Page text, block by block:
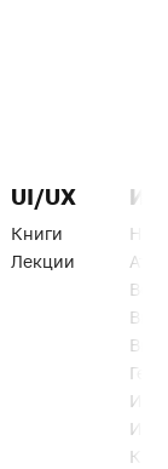
UI/UX
Книги
Лекции
Веб